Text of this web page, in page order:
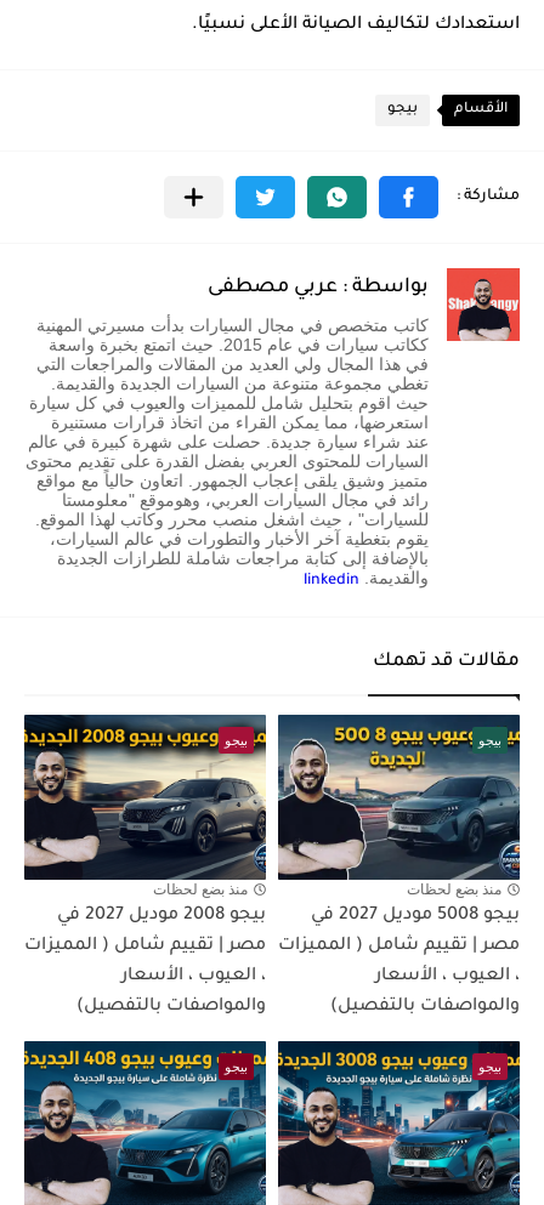
استعدادك لتكاليف الصيانة الأعلى نسبيًا.
الأقسام بيجو
بواسطة : عربي مصطفى
كاتب متخصص في مجال السيارات بدأت مسيرتي المهنية
ككاتب سيارات في عام 2015. حيث اتمتع بخبرة واسعة
في هذا المجال ولي العديد من المقالات والمراجعات التي
تغطي مجموعة متنوعة من السيارات الجديدة والقديمة.
حيث اقوم بتحليل شامل للمميزات والعيوب في كل سيارة
استعرضها، مما يمكن القراء من اتخاذ قرارات مستنيرة
عند شراء سيارة جديدة. حصلت على شهرة كبيرة في عالم
السيارات للمحتوى العربي بفضل القدرة على تقديم محتوى
متميز وشيق يلقى إعجاب الجمهور. اتعاون حالياً مع مواقع
رائد في مجال السيارات العربي، وهوموقع "معلومستا
للسيارات" ، حيث اشغل منصب محرر وكاتب لهذا الموقع.
يقوم بتغطية آخر الأخبار والتطورات في عالم السيارات،
بالإضافة إلى كتابة مراجعات شاملة للطرازات الجديدة
والقديمة. linkedin
مقالات قد تهمك
بيجو
منذ بضع لحظات
بيجو 5008 موديل 2027 في
مصر | تقييم شامل ( المميزات
، العيوب ، الأسعار
والمواصفات بالتفصيل)
بيجو
منذ بضع لحظات
بيجو 2008 موديل 2027 في
مصر | تقييم شامل ( المميزات
، العيوب ، الأسعار
والمواصفات بالتفصيل)
بيجو بيجو